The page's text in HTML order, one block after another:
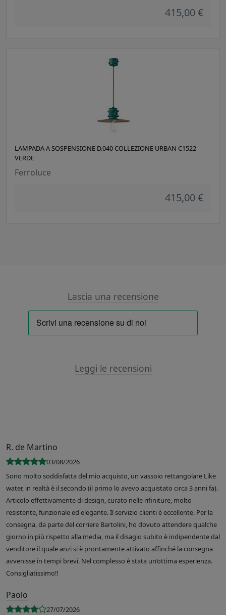
415,00 €
LAMPADA A SOSPENSIONE D.040 COLLEZIONE URBAN C1522
VERDE
Ferroluce
415,00 €
Lascia una recensione
Leggi le recensioni
R. de Martino
03/08/2026
Sono molto soddisfatta del mio acquisto, un vassoio rettangolare Like
water, in realtà è il secondo (il primo lo avevo acquistato circa 3 anni fa).
Articolo effettivamente di design, curato nelle rifiniture, molto
resistente, funzionale ed elegante. Il servizio clienti è eccellente. Per la
consegna, da parte del corriere Bartolini, ho dovuto attendere qualche
giorno in più rispetto alla media, ma il disagio subito è indipendente dal
venditore il quale anzi si è prontamente attivato affinché la consegna
avvenisse in tempi brevi. Nel complesso è stata un’ottima esperienza.
Consigliatissimo!!
Paolo
27/07/2026